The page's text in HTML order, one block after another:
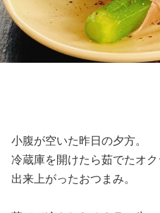
小腹が空いた昨日の夕方。
冷蔵庫を開けたら茹でたオ
出来上がったおつまみ。